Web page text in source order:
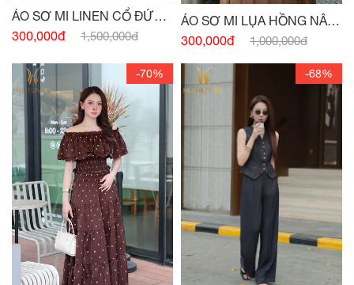
ÁO SƠ MI LINEN CỔ ĐỨC
HỒNG PASTEL
300,000đ 1,500,000đ
ÁO SƠ MI LỤA HỒNG NÂU
TÂY CỔ ĐỨC
300,000đ 1,000,000đ
-70% -68%